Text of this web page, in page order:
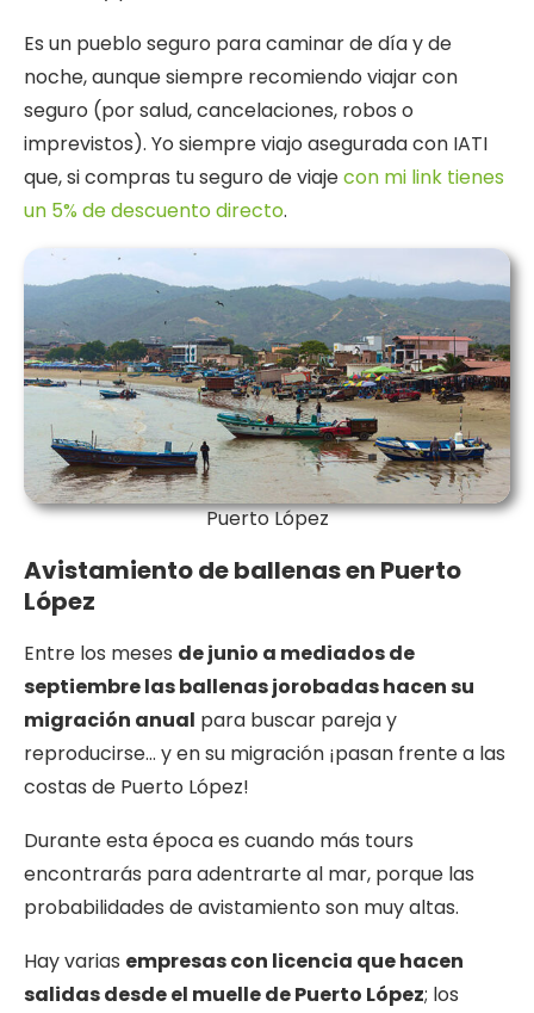
Es un pueblo seguro para caminar de día y de
noche, aunque siempre recomiendo viajar con
seguro (por salud, cancelaciones, robos o
imprevistos). Yo siempre viajo asegurada con IATI
que, si compras tu seguro de viajecon mi link tienes
un 5% de descuento directo.
Puerto López
Avistamiento de ballenas en Puerto
López
Entre los meses de junio a mediados de
septiembre las ballenas jorobadas hacen su
migración anual para buscar pareja y
reproducirse… y en su migración ¡pasan frente a las
costas de Puerto López!
Durante esta época es cuando más tours
encontrarás para adentrarte al mar, porque las
probabilidades de avistamiento son muy altas.
Hay varias empresas con licencia que hacen
salidas desde el muelle de Puerto López; los